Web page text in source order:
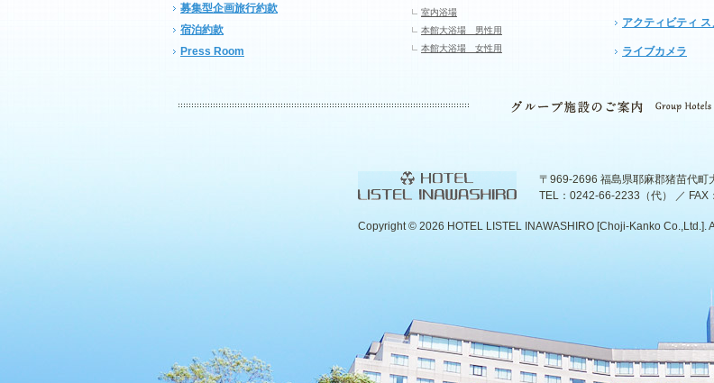
募集型企画旅行約款
宿泊約款
Press Room
室内浴場
本館大浴場 男性用
本館大浴場 女性用
アクティビティ
ライブカメラ
〒969-2696 福島県耶麻郡猪苗代町
TEL：0242-66-2233（代） ／ FAX
Copyright © 2026 HOTEL LISTEL INAWASHIRO [Choji-Kanko Co.,Ltd.].